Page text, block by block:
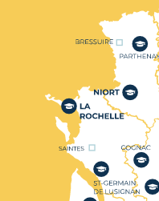
Nos centres de